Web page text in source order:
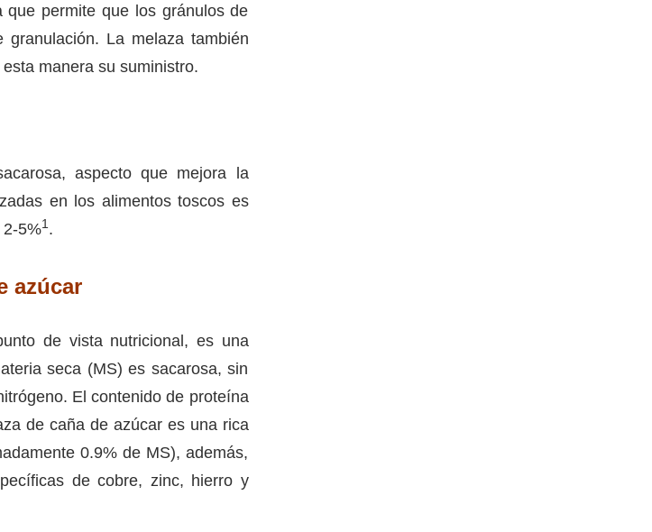
que permite que los gránulos de
La melaza también
manera su suministro.
aspecto que mejora la
en los alimentos toscos es
2-5%1 .
azúcar
de vista nutricional, es una
seca (MS) es sacarosa, sin
El contenido de proteína
de caña de azúcar es una rica
0.9% de MS), además,
de cobre, zinc, hierro y